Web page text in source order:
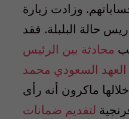
وزادت زيارة
حالة البلبلة. فقد
محادثة بين الرئيس
العهد السعودي محمد
ماكرون أنه رأى
لتقديم ضمانات